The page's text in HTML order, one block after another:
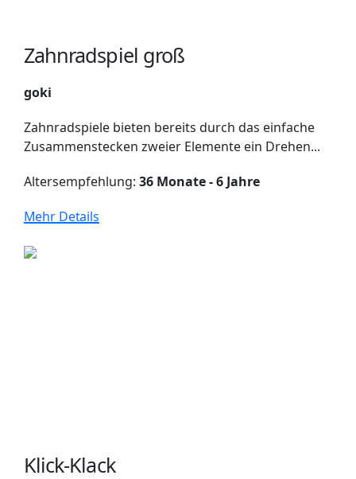
Zahnradspiel groß
goki
Zahnradspiele bieten bereits durch das einfache
Zusammenstecken zweier Elemente ein Drehen...
Altersempfehlung: 36 Monate - 6 Jahre
Mehr Details
Klick-Klack